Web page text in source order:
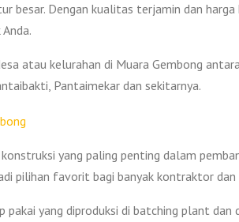
besar. Dengan kualitas terjamin dan
atau kelurahan di Muara Gembong
Pantaimekar dan sekitarnya.
yang paling penting dalam
pilihan favorit bagi banyak kontraktor dan
yang diproduksi di batching plant dan